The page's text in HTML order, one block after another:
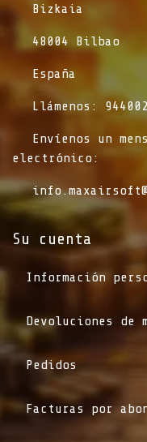
​Bizkaia
​48004 Bilbao
​España
​Llámenos:
​Envíenos un
electrónico:
Su cuenta
Información
Devoluciones de
Pedidos
Facturas por